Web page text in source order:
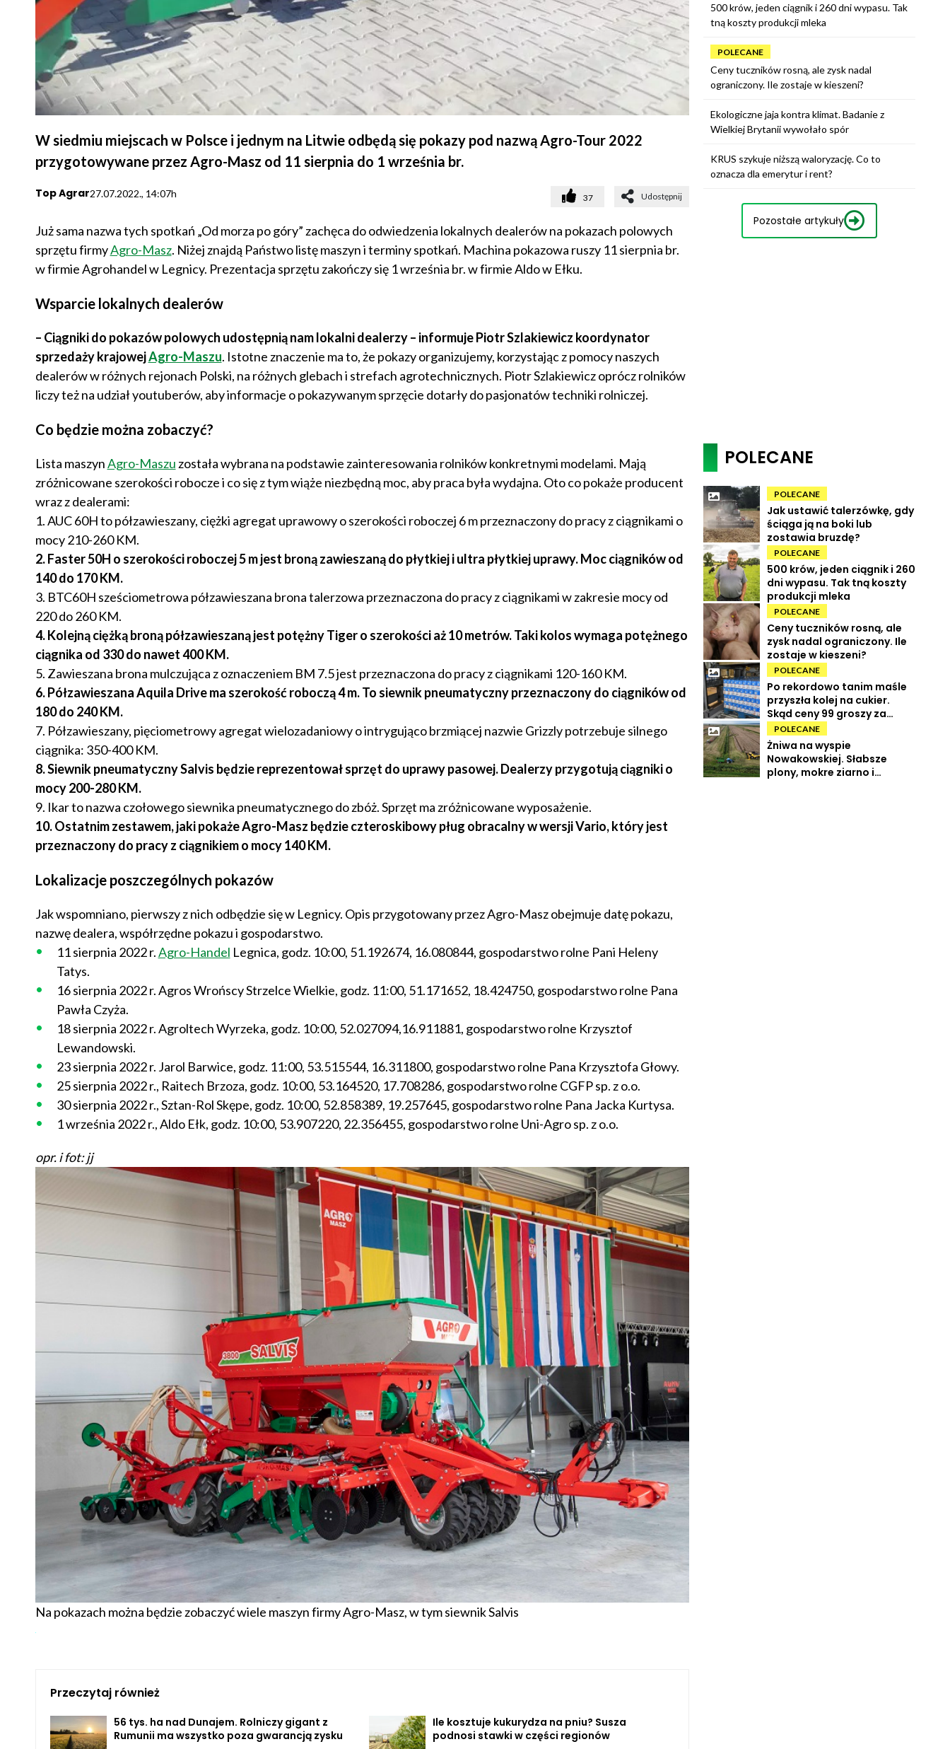
W siedmiu miejscach w Polsce i jednym na Litwie odbędą się pokazy pod nazwą Agro-Tour 2022
przygotowywane przez Agro-Masz od 11 sierpnia do 1 września br.
Top Agrar27.07.2022., 14:07h 37 Udostępnij
Już sama nazwa tych spotkań „Od morza po góry” zachęca do odwiedzenia lokalnych dealerów na pokazach polowych
sprzętu firmyAgro-Masz. Niżej znajdą Państwo listę maszyn i terminy spotkań. Machina pokazowa ruszy 11 sierpnia br.
w firmie Agrohandel w Legnicy. Prezentacja sprzętu zakończy się 1 września br. w firmie Aldo w Ełku.
Wsparcie lokalnych dealerów
– Ciągniki do pokazów polowych udostępnią nam lokalni dealerzy – informuje Piotr Szlakiewicz koordynator
sprzedaży krajowejAgro-Maszu. Istotne znaczenie ma to, że pokazy organizujemy, korzystając z pomocy naszych
dealerów w różnych rejonach Polski, na różnych glebach i strefach agrotechnicznych. Piotr Szlakiewicz oprócz rolników
liczy też na udział youtuberów, aby informacje o pokazywanym sprzęcie dotarły do pasjonatów techniki rolniczej.
Co będzie można zobaczyć?
Lista maszynAgro-Maszu została wybrana na podstawie zainteresowania rolników konkretnymi modelami. Mają
zróżnicowane szerokości robocze i co się z tym wiąże niezbędną moc, aby praca była wydajna. Oto co pokaże producent
wraz z dealerami:
1. AUC 60H to półzawieszany, ciężki agregat uprawowy o szerokości roboczej 6 m przeznaczony do pracy z ciągnikami o
mocy 210-260 KM.
2. Faster 50H o szerokości roboczej 5 m jest broną zawieszaną do płytkiej i ultra płytkiej uprawy. Moc ciągników od
140 do 170 KM.
3. BTC60H sześciometrowa półzawieszana brona talerzowa przeznaczona do pracy z ciągnikami w zakresie mocy od
220 do 260 KM.
4. Kolejną ciężką broną półzawieszaną jest potężny Tiger o szerokości aż 10 metrów. Taki kolos wymaga potężnego
ciągnika od 330 do nawet 400 KM.
5. Zawieszana brona mulczująca z oznaczeniem BM 7.5 jest przeznaczona do pracy z ciągnikami 120-160 KM.
6. Półzawieszana Aquila Drive ma szerokość roboczą 4 m. To siewnik pneumatyczny przeznaczony do ciągników od
180 do 240 KM.
7. Półzawieszany, pięciometrowy agregat wielozadaniowy o intrygująco brzmiącej nazwie Grizzly potrzebuje silnego
ciągnika: 350-400 KM.
8. Siewnik pneumatyczny Salvis będzie reprezentował sprzęt do uprawy pasowej. Dealerzy przygotują ciągniki o
mocy 200-280 KM.
9. Ikar to nazwa czołowego siewnika pneumatycznego do zbóż. Sprzęt ma zróżnicowane wyposażenie.
10. Ostatnim zestawem, jaki pokaże Agro-Masz będzie czteroskibowy pług obracalny w wersji Vario, który jest
przeznaczony do pracy z ciągnikiem o mocy 140 KM.
Lokalizacje poszczególnych pokazów
Jak wspomniano, pierwszy z nich odbędzie się w Legnicy. Opis przygotowany przez Agro-Masz obejmuje datę pokazu,
nazwę dealera, współrzędne pokazu i gospodarstwo.
11 sierpnia 2022 r.Agro-Handel Legnica, godz. 10:00, 51.192674, 16.080844, gospodarstwo rolne Pani Heleny
Tatys.
16 sierpnia 2022 r. Agros Wrońscy Strzelce Wielkie, godz. 11:00, 51.171652, 18.424750, gospodarstwo rolne Pana
Pawła Czyża.
18 sierpnia 2022 r. Agroltech Wyrzeka, godz. 10:00, 52.027094,16.911881, gospodarstwo rolne Krzysztof
Lewandowski.
23 sierpnia 2022 r. Jarol Barwice, godz. 11:00, 53.515544, 16.311800, gospodarstwo rolne Pana Krzysztofa Głowy.
25 sierpnia 2022 r., Raitech Brzoza, godz. 10:00, 53.164520, 17.708286, gospodarstwo rolne CGFP sp. z o.o.
30 sierpnia 2022 r., Sztan-Rol Skępe, godz. 10:00, 52.858389, 19.257645, gospodarstwo rolne Pana Jacka Kurtysa.
1 września 2022 r., Aldo Ełk, godz. 10:00, 53.907220, 22.356455, gospodarstwo rolne Uni-Agro sp. z o.o.
opr. i fot: jj
Na pokazach można będzie zobaczyć wiele maszyn firmy Agro-Masz, w tym siewnik Salvis
Przeczytaj również
56 tys. ha nad Dunajem. Rolniczy gigant z
Rumunii ma wszystko poza gwarancją zysku
Ile kosztuje kukurydza na pniu? Susza
podnosi stawki w części regionów
500 krów, jeden ciągnik i 260 dni wypasu. Tak
tną koszty produkcji mleka
POLECANE
Ceny tuczników rosną, ale zysk nadal
ograniczony. Ile zostaje w kieszeni?
Ekologiczne jaja kontra klimat. Badanie z
Wielkiej Brytanii wywołało spór
KRUS szykuje niższą waloryzację. Co to
oznacza dla emerytur i rent?
Pozostałe artykuły
POLECANE
POLECANE
Jak ustawić talerzówkę, gdy
ściąga ją na boki lub
zostawia bruzdę?
POLECANE
500 krów, jeden ciągnik i 260
dni wypasu. Tak tną koszty
produkcji mleka
POLECANE
Ceny tuczników rosną, ale
zysk nadal ograniczony. Ile
zostaje w kieszeni?
POLECANE
Po rekordowo tanim maśle
przyszła kolej na cukier.
Skąd ceny 99 groszy za
kilogram?
POLECANE
Żniwa na wyspie
Nowakowskiej. Słabsze
plony, mokre ziarno i